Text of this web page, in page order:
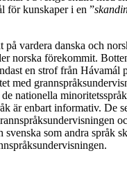
för kunskaper i en ”
vardera danska och
norska förekommit.
en strof från Hávamál
med
nationella
är enbart informativ. De
som andra språk